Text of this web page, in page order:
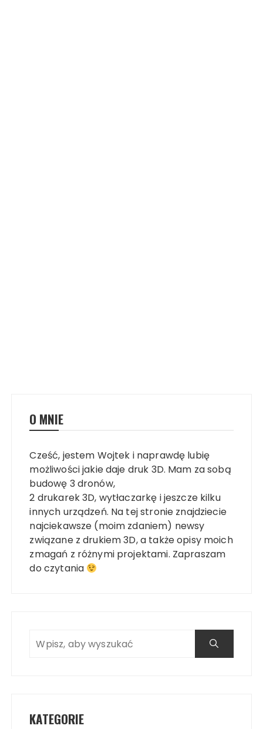
O MNIE
Cześć, jestem Wojtek i naprawdę lubię
możliwości jakie daje druk 3D. Mam za sobą
budowę 3 dronów,
2 drukarek 3D, wytłaczarkę i jeszcze kilku
innych urządzeń. Na tej stronie znajdziecie
najciekawsze (moim zdaniem) newsy
związane z drukiem 3D, a także opisy moich
zmagań z różnymi projektami. Zapraszam
do czytania
KATEGORIE